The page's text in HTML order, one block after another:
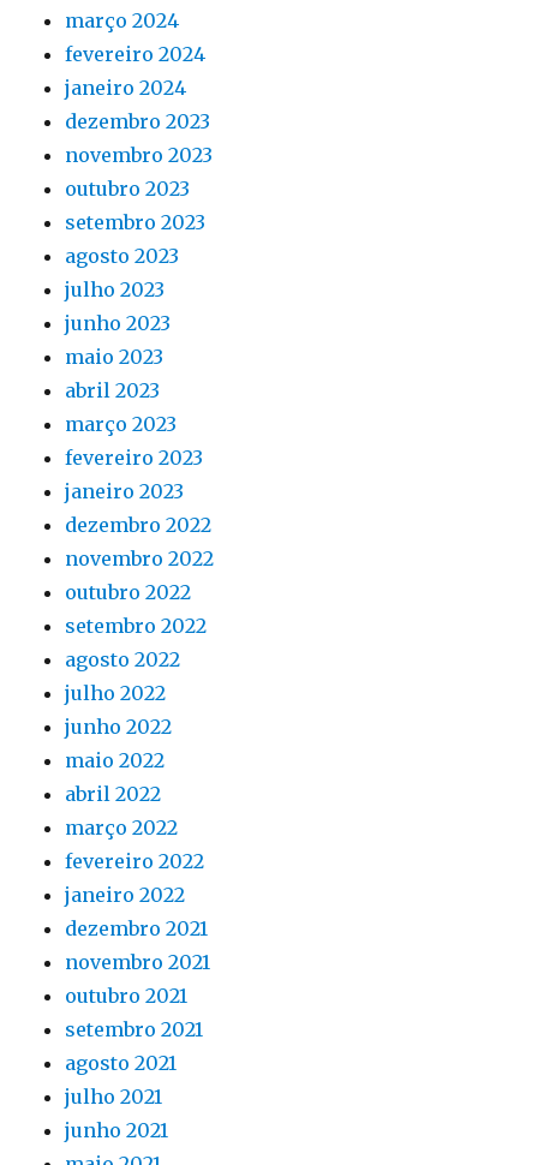
março 2024
fevereiro 2024
janeiro 2024
dezembro 2023
novembro 2023
outubro 2023
setembro 2023
agosto 2023
julho 2023
junho 2023
maio 2023
abril 2023
março 2023
fevereiro 2023
janeiro 2023
dezembro 2022
novembro 2022
outubro 2022
setembro 2022
agosto 2022
julho 2022
junho 2022
maio 2022
abril 2022
março 2022
fevereiro 2022
janeiro 2022
dezembro 2021
novembro 2021
outubro 2021
setembro 2021
agosto 2021
julho 2021
junho 2021